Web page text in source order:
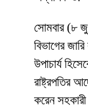
সোমবার (৮
বিভাগের
উপাচার্য
রাষ্ট্রপতির
করেন